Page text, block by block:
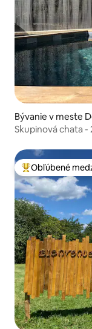
Bývanie v meste
Skupinová chata -
Najobľúbenejšie
Obľúbené